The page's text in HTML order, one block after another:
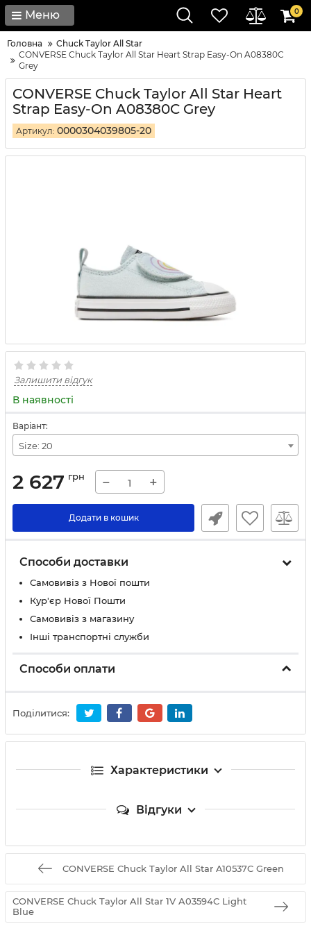
Меню 0
Головна
Chuck Taylor All Star
CONVERSE Chuck Taylor All Star Heart Strap Easy-On A08380C
Grey
CONVERSE Chuck Taylor All Star Heart
Strap Easy-On A08380C Grey
Артикул: 0000304039805-20
Залишити відгук
В наявності
Варіант:
Size: 20
2 627 грн − +
Додати в кошик
Способи доставки
Самовивіз з Нової пошти
Кур'єр Нової Пошти
Самовивіз з магазину
Інші транспортні служби
Способи оплати
Поділитися:
Характеристики
Відгуки
CONVERSE Chuck Taylor All Star A10537C Green
CONVERSE Chuck Taylor All Star 1V A03594C Light
Blue